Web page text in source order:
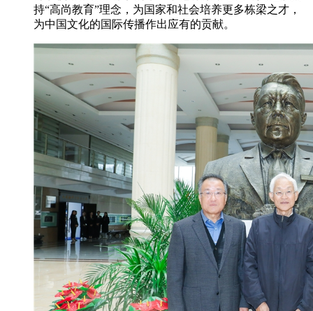
持“高尚教育”理念，为国家和社会培养更多栋梁之才，
为中国文化的国际传播作出应有的贡献。